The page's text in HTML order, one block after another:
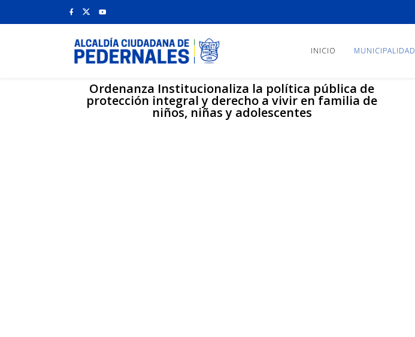
INICIO MUNICIPALIDAD
Ordenanza Institucionaliza la política pública de
protección integral y derecho a vivir en familia de
niños, niñas y adolescentes